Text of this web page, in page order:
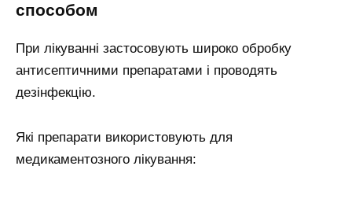
способом
При лікуванні застосовують широко обробку
антисептичними препаратами і проводять
дезінфекцію.
Які препарати використовують для
медикаментозного лікування: